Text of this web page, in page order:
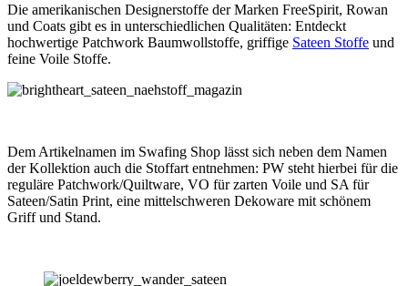
Die amerikanischen Designerstoffe der Marken FreeSpirit, Rowan
und Coats gibt es in unterschiedlichen Qualitäten: Entdeckt
hochwertige Patchwork Baumwollstoffe, griffige Sateen Stoffe und
feine Voile Stoffe.
Dem Artikelnamen im Swafing Shop lässt sich neben dem Namen
der Kollektion auch die Stoffart entnehmen: PW steht hierbei für die
reguläre Patchwork/Quiltware, VO für zarten Voile und SA für
Sateen/Satin Print, eine mittelschweren Dekoware mit schönem
Griff und Stand.